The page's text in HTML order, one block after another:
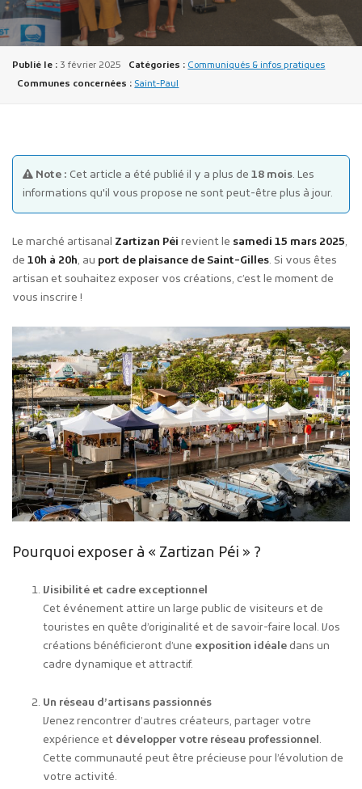
Marchés publics
Projets financés par l'Europe
Plans d'accès
Publié le : 3 février 2025 Catégories : Communiqués & infos pratiques
Communes concernées : Saint-Paul
Note : Cet article a été publié il y a plus de 18 mois. Les
informations qu'il vous propose ne sont peut-être plus à jour.
Le marché artisanal Zartizan Péi revient le samedi 15 mars 2025,
de 10h à 20h, au port de plaisance de Saint-Gilles. Si vous êtes
artisan et souhaitez exposer vos créations, c’est le moment de
vous inscrire !
Pourquoi exposer à « Zartizan Péi » ?
Visibilité et cadre exceptionnel
Cet événement attire un large public de visiteurs et de
touristes en quête d’originalité et de savoir-faire local. Vos
créations bénéficieront d’une exposition idéaledans un
cadre dynamique et attractif.
Un réseau d’artisans passionnés
Venez rencontrer d’autres créateurs, partager votre
expérience et développer votre réseau professionnel.
Cette communauté peut être précieuse pour l’évolution de
votre activité.